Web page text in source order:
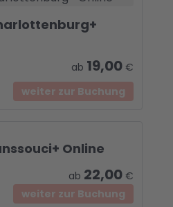
ab 19,00€
weiter zur Buchung
Online
ab 22,00€
weiter zur Buchung